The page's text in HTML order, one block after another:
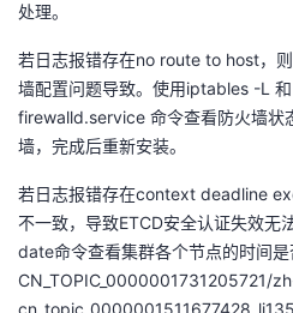
处理。
若日志报错存在no route to host，
墙配置问题导致。使用iptables -L 和
firewalld.service 命令查看防火墙状
墙，完成后重新安装。
若日志报错存在context deadline
不一致，导致ETCD安全认证失效无
date命令查看集群各个节点的时间
CN_TOPIC_0000001731205721/